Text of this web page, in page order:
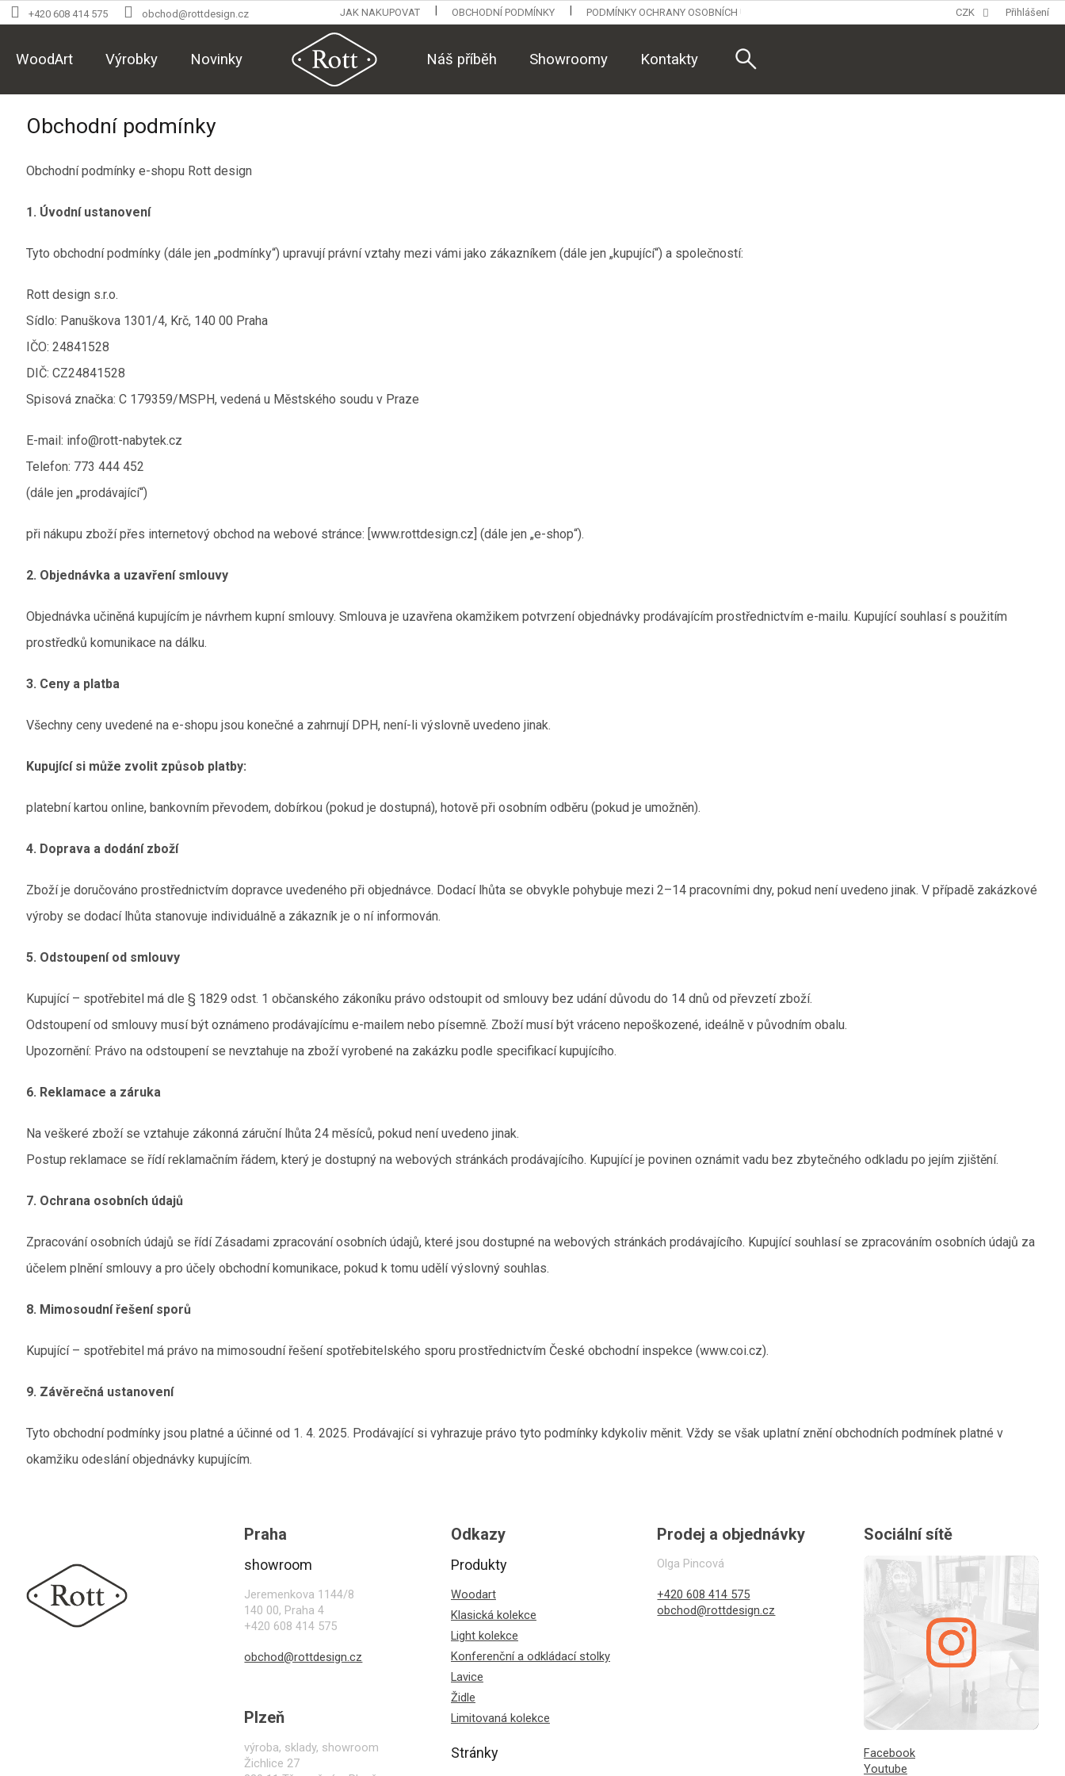
Přejít
na
+420 608 414 575 obchod@rottdesign.cz JAK NAKUPOVAT OBCHODNÍ PODMÍNKY PODMÍNKY OCHRANY OSOBNÍCH ÚDAJŮ CZK Přihlášení
WoodArt Výrobky Novinky Náš příběh Showroomy Kontakty
Obchodní podmínky
Obchodní podmínky e-shopu Rott design
1. Úvodní ustanovení
Tyto obchodní podmínky (dále jen „podmínky“) upravují právní vztahy mezi vámi jako zákazníkem (dále jen „kupující“) a společností:
Rott design s.r.o.
Sídlo: Panuškova 1301/4, Krč, 140 00 Praha
IČO: 24841528
DIČ: CZ24841528
Spisová značka: C 179359/MSPH, vedená u Městského soudu v Praze
E-mail: info@rott-nabytek.cz
Telefon: 773 444 452
(dále jen „prodávající“)
při nákupu zboží přes internetový obchod na webové stránce: [www.rottdesign.cz] (dále jen „e-shop“).
2. Objednávka a uzavření smlouvy
Objednávka učiněná kupujícím je návrhem kupní smlouvy. Smlouva je uzavřena okamžikem potvrzení objednávky prodávajícím prostřednictvím e-mailu. Kupující souhlasí s použitím
prostředků komunikace na dálku.
3. Ceny a platba
Všechny ceny uvedené na e-shopu jsou konečné a zahrnují DPH, není-li výslovně uvedeno jinak.
Kupující si může zvolit způsob platby:
platební kartou online, bankovním převodem, dobírkou (pokud je dostupná), hotově při osobním odběru (pokud je umožněn).
4. Doprava a dodání zboží
Zboží je doručováno prostřednictvím dopravce uvedeného při objednávce. Dodací lhůta se obvykle pohybuje mezi 2–14 pracovními dny, pokud není uvedeno jinak. V případě zakázkové
výroby se dodací lhůta stanovuje individuálně a zákazník je o ní informován.
5. Odstoupení od smlouvy
Kupující – spotřebitel má dle § 1829 odst. 1 občanského zákoníku právo odstoupit od smlouvy bez udání důvodu do 14 dnů od převzetí zboží.
Odstoupení od smlouvy musí být oznámeno prodávajícímu e-mailem nebo písemně. Zboží musí být vráceno nepoškozené, ideálně v původním obalu.
Upozornění: Právo na odstoupení se nevztahuje na zboží vyrobené na zakázku podle specifikací kupujícího.
6. Reklamace a záruka
Na veškeré zboží se vztahuje zákonná záruční lhůta 24 měsíců, pokud není uvedeno jinak.
Postup reklamace se řídí reklamačním řádem, který je dostupný na webových stránkách prodávajícího. Kupující je povinen oznámit vadu bez zbytečného odkladu po jejím zjištění.
7. Ochrana osobních údajů
Zpracování osobních údajů se řídí Zásadami zpracování osobních údajů, které jsou dostupné na webových stránkách prodávajícího. Kupující souhlasí se zpracováním osobních údajů za
účelem plnění smlouvy a pro účely obchodní komunikace, pokud k tomu udělí výslovný souhlas.
8. Mimosoudní řešení sporů
Kupující – spotřebitel má právo na mimosoudní řešení spotřebitelského sporu prostřednictvím České obchodní inspekce (www.coi.cz).
9. Závěrečná ustanovení
Tyto obchodní podmínky jsou platné a účinné od 1. 4. 2025. Prodávající si vyhrazuje právo tyto podmínky kdykoliv měnit. Vždy se však uplatní znění obchodních podmínek platné v
okamžiku odeslání objednávky kupujícím.
Praha
showroom
Jeremenkova 1144/8
140 00, Praha 4
+420 608 414 575
obchod@rottdesign.cz
Plzeň
výroba, sklady, showroom
Žichlice 27
Odkazy
Produkty
Woodart
Klasická kolekce
Light kolekce
Konferenční a odkládací stolky
Lavice
Židle
Limitovaná kolekce
Stránky
Prodej a objednávky
Olga Pincová
+420 608 414 575
obchod@rottdesign.cz
Sociální sítě
Facebook
Youtube